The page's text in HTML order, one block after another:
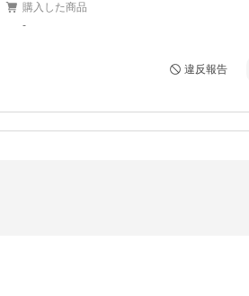
購入した商品
-
違反報告